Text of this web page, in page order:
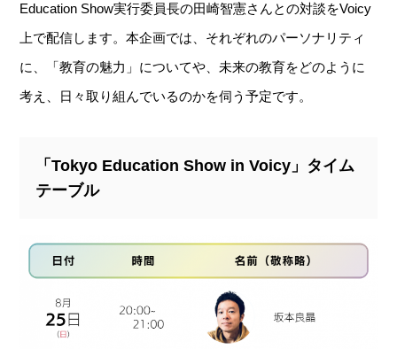
Education Show実行委員長の田崎智憲さんとの対談をVoicy
上で配信します。本企画では、それぞれのパーソナリティ
に、「教育の魅力」についてや、未来の教育をどのように
考え、日々取り組んでいるのかを伺う予定です。
「Tokyo Education Show in Voicy」タイム
テーブル